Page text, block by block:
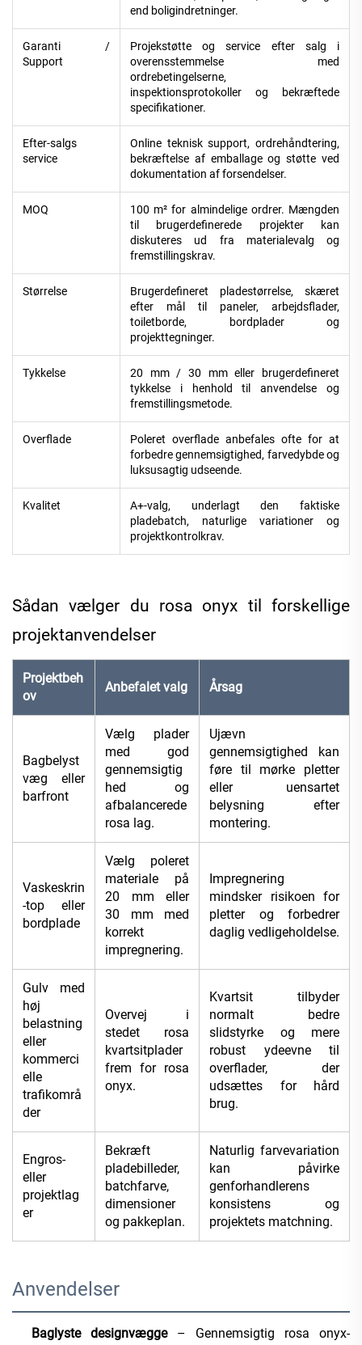
end boligindretninger.
Garanti /
Support
Projekstøtte og service efter salg i
overensstemmelse med
ordrebetingelserne,
inspektionsprotokoller og bekræftede
specifikationer.
Efter-salgs
service
Online teknisk support, ordrehåndtering,
bekræftelse af emballage og støtte ved
dokumentation af forsendelser.
MOQ
100 m² for almindelige ordrer. Mængden
til brugerdefinerede projekter kan
diskuteres ud fra materialevalg og
fremstillingskrav.
Størrelse
Brugerdefineret pladestørrelse, skæret
efter mål til paneler, arbejdsflader,
toiletborde, bordplader og
projekttegninger.
Tykkelse
20 mm / 30 mm eller brugerdefineret
tykkelse i henhold til anvendelse og
fremstillingsmetode.
Overflade
Poleret overflade anbefales ofte for at
forbedre gennemsigtighed, farvedybde og
luksusagtig udseende.
Kvalitet
A+-valg, underlagt den faktiske
pladebatch, naturlige variationer og
projektkontrolkrav.
Sådan vælger du rosa onyx til forskellige
projektanvendelser
Projektbeh
ov
Anbefalet valg Årsag
Bagbelyst
væg eller
barfront
Vælg plader
med god
gennemsigtig
hed og
afbalancerede
rosa lag.
Ujævn
gennemsigtighed kan
føre til mørke pletter
eller uensartet
belysning efter
montering.
Vaskeskrin
-top eller
bordplade
Vælg poleret
materiale på
20 mm eller
30 mm med
korrekt
impregnering.
Impregnering
mindsker risikoen for
pletter og forbedrer
daglig vedligeholdelse.
Gulv med
høj
belastning
eller
kommerci
elle
trafikområ
der
Overvej i
stedet rosa
kvartsitplader
frem for rosa
onyx.
Kvartsit tilbyder
normalt bedre
slidstyrke og mere
robust ydeevne til
overflader, der
udsættes for hård
brug.
Engros-
eller
projektlag
er
Bekræft
pladebilleder,
batchfarve,
dimensioner
og pakkeplan.
Naturlig farvevariation
kan påvirke
genforhandlerens
konsistens og
projektets matchning.
Anvendelser
Baglyste designvægge – Gennemsigtig rosa onyx-